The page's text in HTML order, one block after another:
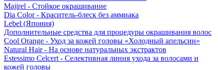
Majirel - Стойкое окрашивание
Dia Color - Краситель-блеск без аммиака
Lebel (Япония)
Дополнительные средства для процедуры окрашивания волос
Cool Orange - Уход за кожей головы «Холодный апельсин»
Natural Hair - На основе натуральных экстрактов
Estessimo Celcert - Селективная линия ухода за волосами и
кожей головы